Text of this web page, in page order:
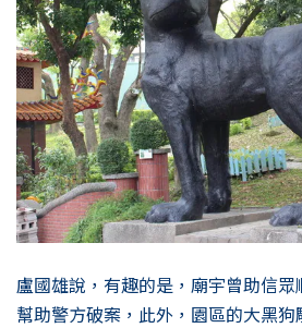
盧國雄說，有趣的是，廟宇曾助信
幫助警方破案，此外，園區的大黑